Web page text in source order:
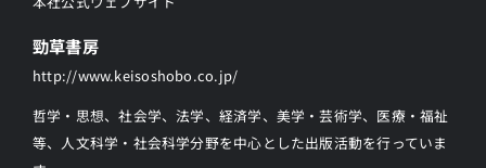
勁草書房
http://www.keisoshobo.co.jp/
哲学・思想、社会学、法学、経済学、美学・芸術学、医療・福祉
等、人文科学・社会科学分野を中心とした出版活動を行っていま